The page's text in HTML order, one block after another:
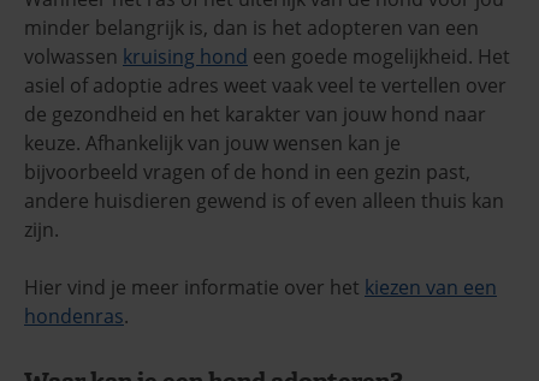
minder belangrijk is, dan is het adopteren van een
volwassen kruising hond een goede mogelijkheid. Het
asiel of adoptie adres weet vaak veel te vertellen over
de gezondheid en het karakter van jouw hond naar
keuze. Afhankelijk van jouw wensen kan je
bijvoorbeeld vragen of de hond in een gezin past,
andere huisdieren gewend is of even alleen thuis kan
zijn.
Hier vind je meer informatie over het kiezen van een
hondenras.